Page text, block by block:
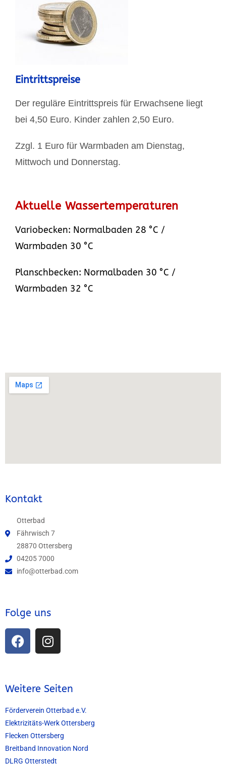
Eintrittspreise
Der reguläre Eintrittspreis für Erwachsene liegt
bei 4,50 Euro. Kinder zahlen 2,50 Euro.
Zzgl. 1 Euro für Warmbaden am Dienstag,
Mittwoch und Donnerstag.
Aktuelle Wassertemperaturen
Variobecken: Normalbaden 28 °C /
Warmbaden 30 °C
Planschbecken: Normalbaden 30 °C /
Warmbaden 32 °C
Kontakt
Otterbad
Fährwisch 7
28870 Ottersberg
04205 7000
info@otterbad.com
Folge uns
Weitere Seiten
Förderverein Otterbad e.V.
Elektrizitäts-Werk Ottersberg
Flecken Ottersberg
Breitband Innovation Nord
DLRG Otterstedt